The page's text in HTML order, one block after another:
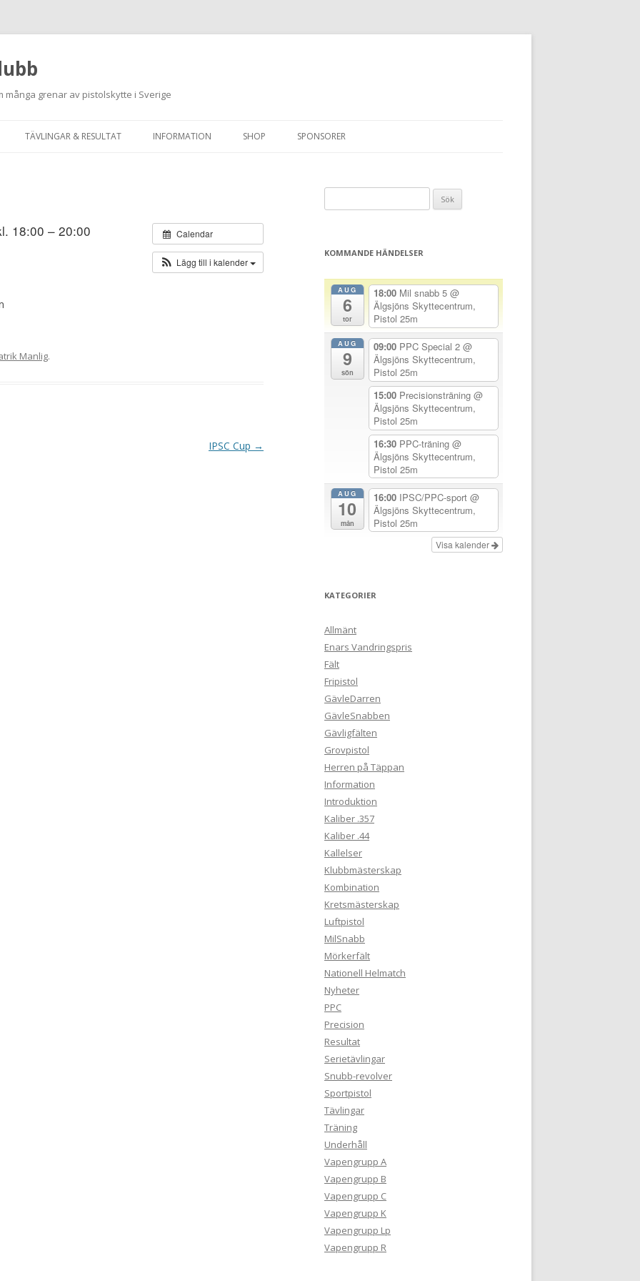
många grenar av pistolskytte i Sverige
till
TÄVLINGAR & RESULTAT INFORMATION
RUTINER FÖR SKJUTLEDARE
FÄLTSKYTTE
SHOP SPONSORER
Calendar
Lägg till i kalender
18:00 – 20:00
Manlig.
IPSC Cup →
efter:
KOMMANDE HÄNDELSER
AUG
6
tor
18:00 Mil snabb 5 @
Älgsjöns Skyttecentrum,
Pistol 25m
AUG
9
sön
09:00 PPC Special 2 @
Älgsjöns Skyttecentrum,
Pistol 25m
15:00 Precisionsträning @
Älgsjöns Skyttecentrum,
Pistol 25m
16:30 PPC-träning @
Älgsjöns Skyttecentrum,
Pistol 25m
AUG
10
mån
16:00 IPSC/PPC-sport @
Älgsjöns Skyttecentrum,
Pistol 25m
Visa kalender
KATEGORIER
Allmänt
Enars Vandringspris
Fält
Fripistol
GävleDarren
GävleSnabben
Gävligfälten
Grovpistol
Herren på Täppan
Information
Introduktion
Kaliber .357
Kaliber .44
Kallelser
Klubbmästerskap
Kombination
Kretsmästerskap
Luftpistol
MilSnabb
Mörkerfält
Nationell Helmatch
Nyheter
PPC
Precision
Resultat
Serietävlingar
Snubb-revolver
Sportpistol
Tävlingar
Träning
Underhåll
Vapengrupp A
Vapengrupp B
Vapengrupp C
Vapengrupp K
Vapengrupp Lp
Vapengrupp R